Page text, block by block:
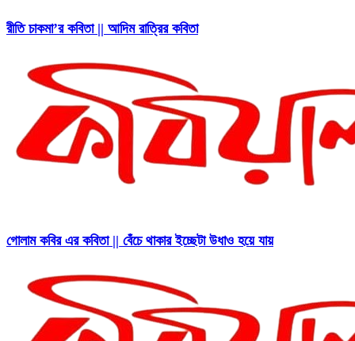
রীতি চাকমা’র কবিতা || আদিম রাত্রির কবিতা
গোলাম কবির এর কবিতা || বেঁচে থাকার ইচ্ছেটা উধাও হয়ে যায়